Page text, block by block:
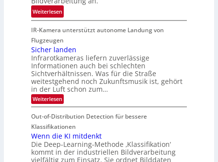
n
4
K
-
M
e
m
s
u
n
d
M
a
n
t
i
S
M
ö
g
l
i
c
h
k
e
i
t
e
e
h
d
e
r
i
n
V
I
S
I
O
N
T
e
c
Weiterlesen:
G
u
i
d
e
d
T
o
u
r
u
d
IR-Kamera unterstützt autonome Landung von
Flugzeugen
Sicher landen
Infrarotkameras liefern zuverlässige
Informationen auch bei schlechten
Sichtverhältnissen. Was für die Straße
weitestgehend noch Zukunftsmusik ist, gehört
in der Luft schon zum…
Weiterlesen:
S
c
h
r
l
a
n
Out-of-Distribution Detection für bessere
Klassifikationen
Wenn die KI mitdenkt
Die Deep-Learning-Methode ‚Klassifikation‘
kommt in der industriellen Bildverarbeitung
vielfältig zum Einsatz. Sie ordnet Bilddaten